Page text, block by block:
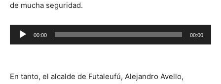
de mucha seguridad.
Reproductor
de
00:00 00:00
En tanto, el alcalde de Futaleufú, Alejandro Avello,